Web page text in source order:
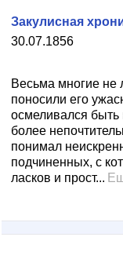
30.07.1856
Закулисная
Весьма многие не
поносили его
осмеливался
более
понимал
подчиненных, с
ласков и прост...